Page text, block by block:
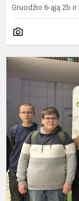
Gruodžio 6-ąją 2b